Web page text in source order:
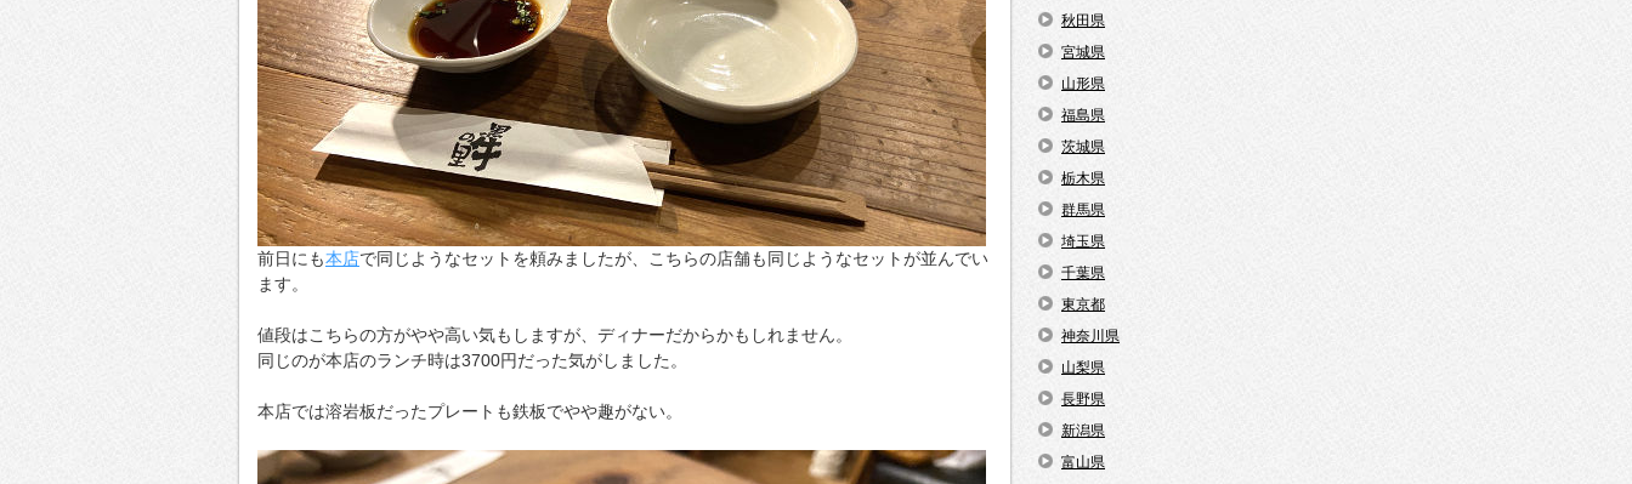
前日にも本店で同じようなセットを頼みましたが、こちらの店舗も同じようなセットが並んでい
ます。
値段はこちらの方がやや高い気もしますが、ディナーだからかもしれません。
同じのが本店のランチ時は3700円だった気がしました。
本店では溶岩板だったプレートも鉄板でやや趣がない。
秋田県
宮城県
山形県
福島県
茨城県
栃木県
群馬県
埼玉県
千葉県
東京都
神奈川県
山梨県
長野県
新潟県
富山県